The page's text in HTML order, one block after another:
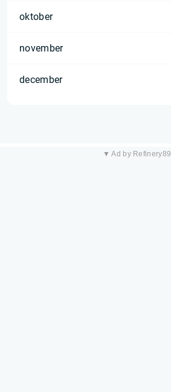
oktober
november
december
▼ Ad by Refinery89